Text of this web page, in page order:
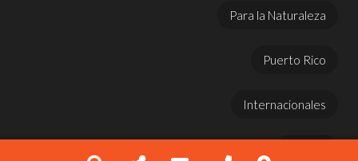
Para la Naturaleza
Puerto Rico
Internacionales